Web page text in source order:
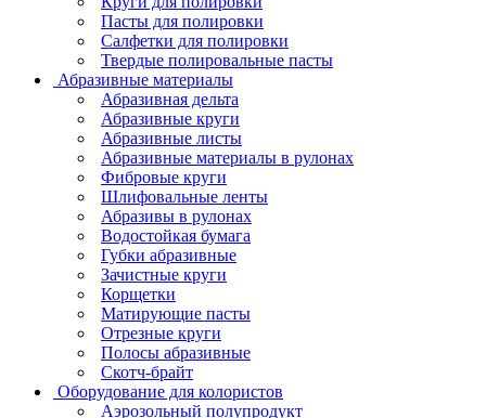
Пасты для полировки
Салфетки для полировки
Твердые полировальные пасты
Абразивные материалы
Абразивная дельта
Абразивные круги
Абразивные листы
Абразивные материалы в рулонах
Фибровые круги
Шлифовальные ленты
Абразивы в рулонах
Водостойкая бумага
Губки абразивные
Зачистные круги
Корщетки
Матирующие пасты
Отрезные круги
Полосы абразивные
Скотч-брайт
Оборудование для колористов
Аэрозольный полупродукт